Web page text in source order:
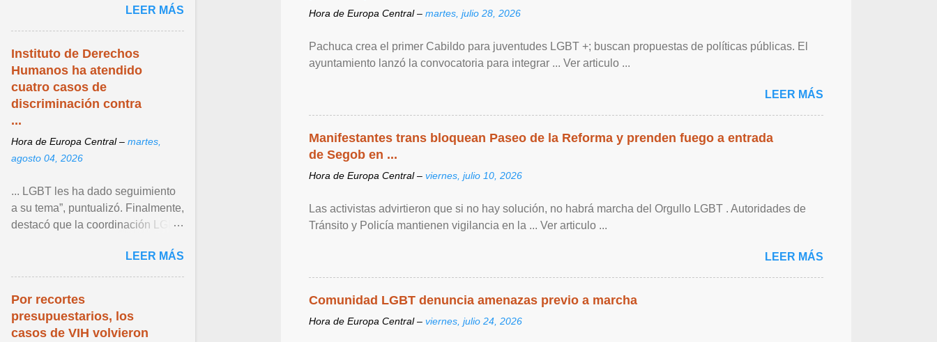
Hora de Europa Central – martes, julio 28, 2026
Pachuca crea el primer Cabildo para juventudes LGBT +; buscan propuestas de políticas públicas. El
ayuntamiento lanzó la convocatoria para integrar ... Ver articulo ...
LEER MÁS
Manifestantes trans bloquean Paseo de la Reforma y prenden fuego a entrada
de Segob en ...
Hora de Europa Central – viernes, julio 10, 2026
Las activistas advirtieron que si no hay solución, no habrá marcha del Orgullo LGBT . Autoridades de
Tránsito y Policía mantienen vigilancia en la ... Ver articulo ...
LEER MÁS
Comunidad LGBT denuncia amenazas previo a marcha
Hora de Europa Central – viernes, julio 24, 2026
LEER MÁS
Instituto de Derechos
Humanos ha atendido
cuatro casos de
discriminación contra
...
Hora de Europa Central – martes,
agosto 04, 2026
... LGBT les ha dado seguimiento
a su tema”, puntualizó. Finalmente,
destacó que la coordinación LGBT
como un espacio ... Ver articulo ...
LEER MÁS
Por recortes
presupuestarios, los
casos de VIH volvieron